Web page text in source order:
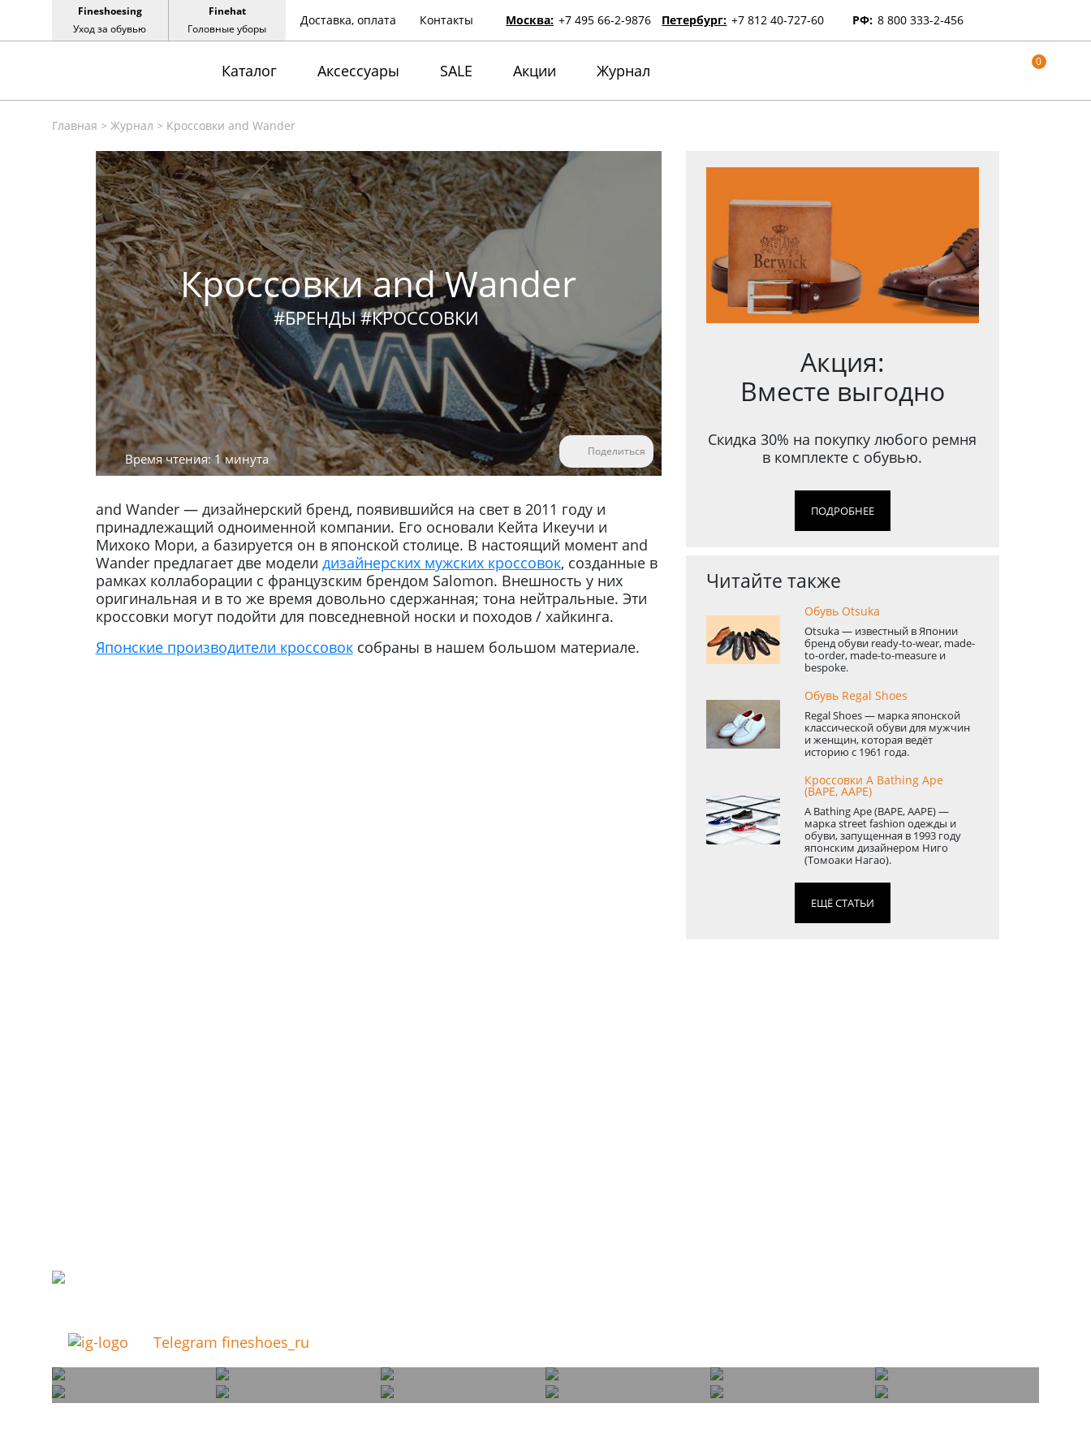
Fineshoesing
Уход за обувью
Finehat
Головные уборы
Доставка, оплата Контакты Москва: +7 495 66-2-9876 Петербург: +7 812 40-727-60 РФ: 8 800 333-2-456
Каталог Аксессуары SALE Акции Журнал 0
Главная > Журнал > Кроссовки and Wander
Кроссовки and Wander
#БРЕНДЫ#КРОССОВКИ
Время чтения: 1 минута Поделиться
and Wander — дизайнерский бренд, появившийся на свет в 2011 году и
принадлежащий одноименной компании. Его основали Кейта Икеучи и
Михоко Мори, а базируется он в японской столице. В настоящий момент and
Wander предлагает две модели дизайнерских мужских кроссовок, созданные в
рамках коллаборации с французским брендом Salomon. Внешность у них
оригинальная и в то же время довольно сдержанная; тона нейтральные. Эти
кроссовки могут подойти для повседневной носки и походов / хайкинга.
Японские производители кроссовоксобраны в нашем большом материале.
Акция:
Вместе выгодно
Скидка 30% на покупку любого ремня
в комплекте с обувью.
ПОДРОБНЕЕ
Читайте также
Обувь Otsuka
Otsuka — известный в Японии
бренд обуви ready-to-wear, made-
to-order, made-to-measure и
bespoke.
Обувь Regal Shoes
Regal Shoes — марка японской
классической обуви для мужчин
и женщин, которая ведёт
историю с 1961 года.
Кроссовки A Bathing Ape
(BAPE, AAPE)
A Bathing Ape (BAPE, AAPE) —
марка street fashion одежды и
обуви, запущенная в 1993 году
японским дизайнером Ниго
(Томоаки Нагао).
ЕЩЁ СТАТЬИ
Telegram fineshoes_ru